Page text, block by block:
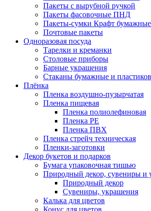
Пакеты с вырубной ручкой
Пакеты фасовочные ПНД
Пакеты-сумки Крафт бумажные
Почтовые пакеты
Одноразовая посуда
Тарелки и креманки
Столовые приборы
Барные украшения
Стаканы бумажные и
Плёнка
Пленка воздушно-пузырчатая
Пленка пищевая
Пленка полиолефиновая
Пленка PE
Пленка ПВХ
Пленка стрейч техническая
Пленки-заготовки
Декор букетов и подарков
Бумага упаковочная тишью
Природный декор, сувениры и
Природный декор
Сувениры, украшения
Калька для цветов